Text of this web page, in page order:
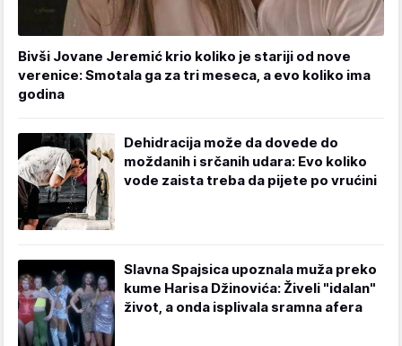
Bivši Jovane Jeremić krio koliko je stariji od nove
verenice: Smotala ga za tri meseca, a evo koliko ima
godina
Dehidracija može da dovede do
moždanih i srčanih udara: Evo koliko
vode zaista treba da pijete po vrućini
Slavna Spajsica upoznala muža preko
kume Harisa Džinovića: Živeli "idalan"
život, a onda isplivala sramna afera